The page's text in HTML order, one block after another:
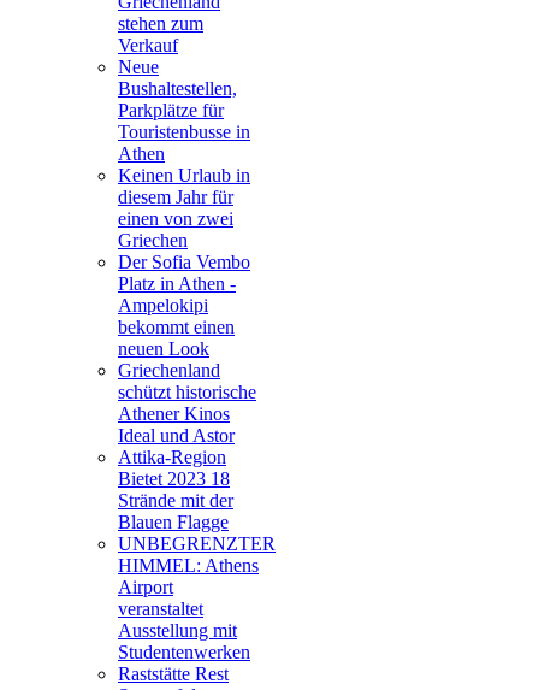
stehen zum
Verkauf
Neue
Bushaltestellen,
Parkplätze für
Touristenbusse in
Athen
Keinen Urlaub in
diesem Jahr für
einen von zwei
Griechen
Der Sofia Vembo
Platz in Athen -
Ampelokipi
bekommt einen
neuen Look
Griechenland
schützt historische
Athener Kinos
Ideal und Astor
Attika-Region
Bietet 2023 18
Strände mit der
Blauen Flagge
UNBEGRENZTER
HIMMEL: Athens
Airport
veranstaltet
Ausstellung mit
Studentenwerken
Raststätte Rest